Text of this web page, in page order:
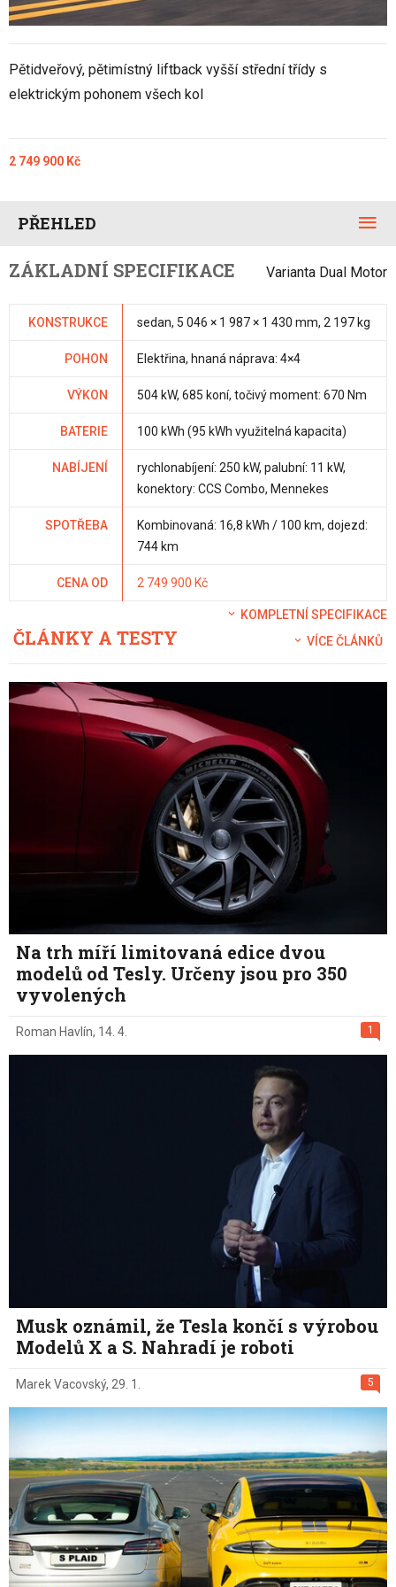
Pětidveřový, pětimístný liftback vyšší střední třídy s
elektrickým pohonem všech kol
2 749 900 Kč
PŘEHLED
ZÁKLADNÍ SPECIFIKACE Varianta Dual Motor
KONSTRUKCE sedan, 5 046 × 1 987 × 1 430 mm, 2 197 kg
POHON Elektřina, hnaná náprava: 4×4
VÝKON 504 kW, 685 koní, točivý moment: 670 Nm
BATERIE 100 kWh (95 kWh využitelná kapacita)
NABÍJENÍ
rychlonabíjení: 250 kW, palubní: 11 kW,
konektory: CCS Combo, Mennekes
SPOTŘEBA
Kombinovaná: 16,8 kWh / 100 km, dojezd:
744 km
CENA OD 2 749 900 Kč
KOMPLETNÍ SPECIFIKACE
ČLÁNKY A TESTY VÍCE ČLÁNKŮ
Na trh míří limitovaná edice dvou
modelů od Tesly. Určeny jsou pro 350
vyvolených
1
Roman Havlín, 14. 4.
Musk oznámil, že Tesla končí s výrobou
Modelů X a S. Nahradí je roboti
5
Marek Vacovský, 29. 1.